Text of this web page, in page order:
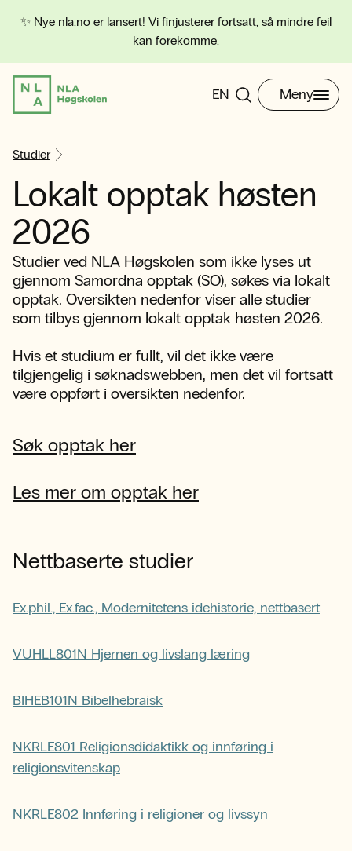
✨ Nye nla.no er lansert! Vi finjusterer fortsatt, så mindre feil
kan forekomme.
EN Meny
Studier
Lokalt opptak høsten
2026
Studier ved NLA Høgskolen som ikke lyses ut
gjennom Samordna opptak (SO), søkes via lokalt
opptak. Oversikten nedenfor viser alle studier
som tilbys gjennom lokalt opptak høsten 2026.
Hvis et studium er fullt, vil det ikke være
tilgjengelig i søknadswebben, men det vil fortsatt
være oppført i oversikten nedenfor.
Søk opptak her
Les mer om opptak her
Nettbaserte studier
Ex.phil., Ex.fac., Modernitetens idehistorie, nettbasert
VUHLL801N Hjernen og livslang læring
BIHEB101N Bibelhebraisk
NKRLE801 Religionsdidaktikk og innføring i
religionsvitenskap
NKRLE802 Innføring i religioner og livssyn